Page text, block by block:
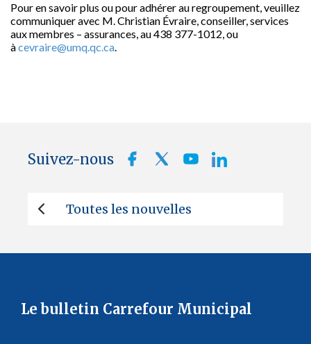
Pour en savoir plus ou pour adhérer au regroupement, veuillez
communiquer avec M. Christian Évraire, conseiller, services
aux membres – assurances, au 438 377-1012, ou
àcevraire@umq.qc.ca.
Suivez-nous
Toutes les nouvelles
Le bulletin Carrefour Municipal